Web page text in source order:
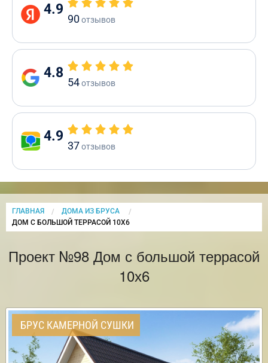
4.9
90отзывов
4.8
54отзывов
4.9
37отзывов
ГЛАВНАЯ
ДОМА ИЗ БРУСА
CURRENT:
ДОМ С БОЛЬШОЙ ТЕРРАСОЙ 10Х6
Проект №98 Дом с большой террасой
10х6
БРУС КАМЕРНОЙ СУШКИ